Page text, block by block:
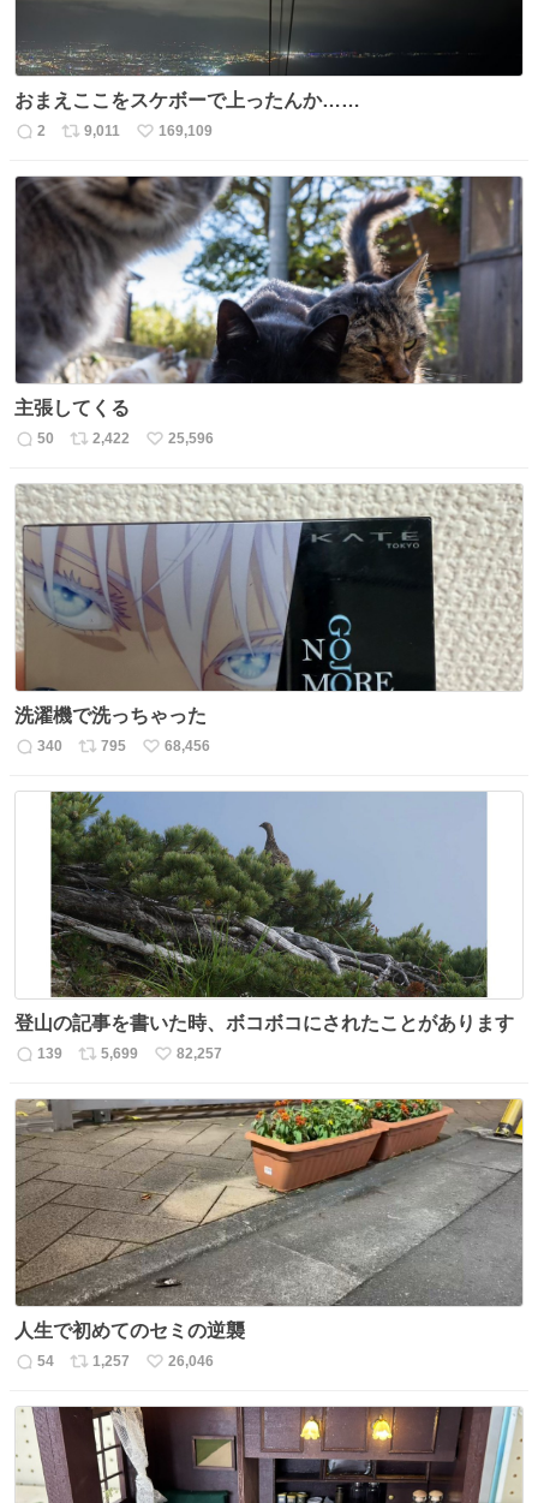
おまえここをスケボーで上ったんか……
返
数
2
リ
ス
ト
数
9,011
い
ね
数
169,109
主張してくる
返
数
50
リ
ス
ト
数
2,422
い
ね
数
25,596
洗濯機で洗っちゃった
返
340
リ
ス
ト
数
795
い
数
68,456
登山の記事を書いた時、ボコボコにされたことがあります
返
数
139
リ
ス
ト
数
5,699
い
ね
数
82,257
人生で初めてのセミの逆襲
返
数
54
リ
ス
数
1,257
い
数
26,046